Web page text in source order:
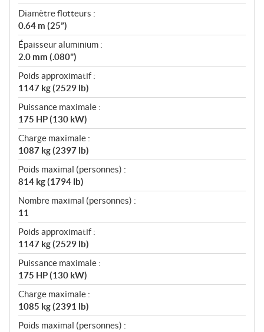
Diamètre flotteurs :
0.64 m (25”)
Épaisseur aluminium :
2.0 mm (.080")
Poids approximatif :
1147 kg (2529 lb)
Puissance maximale :
175 HP (130 kW)
Charge maximale :
1087 kg (2397 lb)
Poids maximal (personnes) :
814 kg (1794 lb)
Nombre maximal (personnes) :
11
Poids approximatif :
1147 kg (2529 lb)
Puissance maximale :
175 HP (130 kW)
Charge maximale :
1085 kg (2391 lb)
Poids maximal (personnes) :